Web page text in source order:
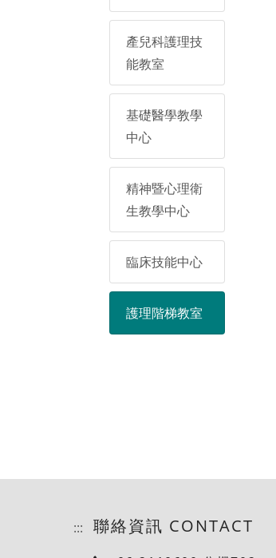
產兒科護理技
能教室
基礎醫學教學
中心
精神暨心理衛
生教學中心
臨床技能中心
護理階梯教室
::: 聯絡資訊 CONTACT